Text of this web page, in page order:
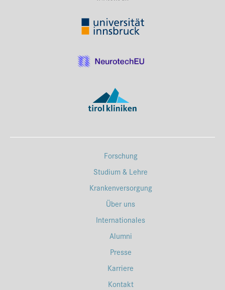
Forschung
Studium & Lehre
Krankenversorgung
Über uns
Internationales
Alumni
Presse
Karriere
Kontakt